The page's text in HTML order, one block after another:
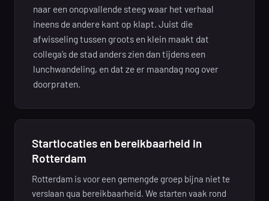
naar een onopvallende steeg waar het verhaal
ineens de andere kant op klapt. Juist die
afwisseling tussen groots en klein maakt dat
collega’s de stad anders zien dan tijdens een
lunchwandeling, en dat ze er maandag nog over
doorpraten.
Startlocaties en bereikbaarheid in
Rotterdam
Rotterdam is voor een gemengde groep bijna niet te
verslaan qua bereikbaarheid. We starten vaak rond